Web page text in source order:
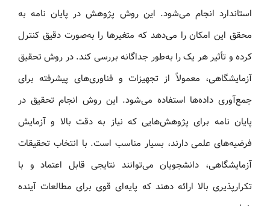
استاندارد انجام می‌شود. این روش پژوهش در پایان‌ نامه به
محقق این امکان را می‌دهد که متغیرها را به‌صورت دقیق کنترل
کرده و تأثیر هر یک را به‌طور جداگانه بررسی کند. در روش تحقیق
آزمایشگاهی، معمولاً از تجهیزات و فناوری‌های پیشرفته برای
جمع‌آوری داده‌ها استفاده می‌شود. این روش انجام تحقیق در
پایان‌ نامه برای پژوهش‌هایی که نیاز به دقت بالا و آزمایش
فرضیه‌های علمی دارند، بسیار مناسب است. با انتخاب تحقیقات
آزمایشگاهی، دانشجویان می‌توانند نتایجی قابل اعتماد و با
تکرارپذیری بالا ارائه دهند که پایه‌ای قوی برای مطالعات آینده